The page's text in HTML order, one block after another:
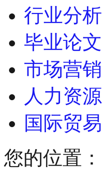
行业分析
毕业论文
市场营销
人力资源
国际贸易
您的位置：